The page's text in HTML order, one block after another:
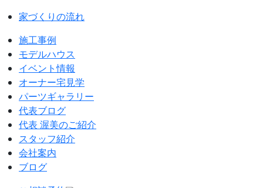
家づくりの流れ
施工事例
モデルハウス
イベント情報
オーナー宅見学
パーツギャラリー
代表ブログ
代表 渥美のご紹介
スタッフ紹介
会社案内
ブログ